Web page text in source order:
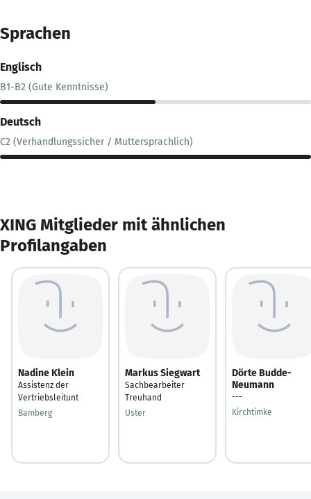
Sprachen
Englisch
B1-B2 (Gute Kenntnisse)
Deutsch
C2 (Verhandlungssicher / Muttersprachlich)
XING Mitglieder mit ähnlichen
Profilangaben
Nadine Klein
Assistenz der
Vertriebsleitunt
Bamberg
Markus Siegwart
Sachbearbeiter
Treuhand
Uster
Dörte Budde-
Neumann
---
Kirchtimke